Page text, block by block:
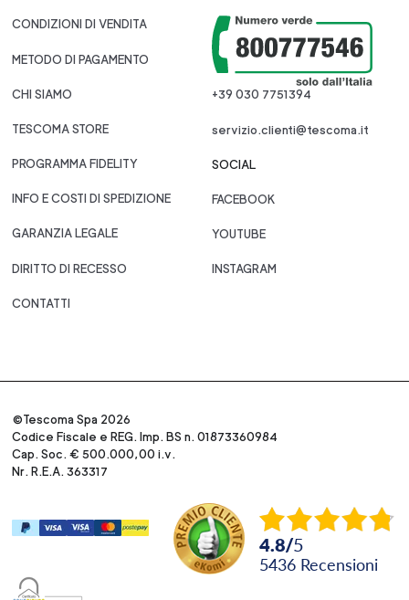
CONDIZIONI DI VENDITA
METODO DI PAGAMENTO
CHI SIAMO
TESCOMA STORE
PROGRAMMA FIDELITY
INFO E COSTI DI SPEDIZIONE
GARANZIA LEGALE
DIRITTO DI RECESSO
CONTATTI
+39 030 7751394
servizio.clienti@tescoma.it
SOCIAL
FACEBOOK
YOUTUBE
INSTAGRAM
©Tescoma Spa 2026
Codice Fiscale e REG. Imp. BS n. 01873360984
Cap. Soc. € 500.000,00 i.v.
Nr. R.E.A. 363317
4.8/5
5436 recensioni